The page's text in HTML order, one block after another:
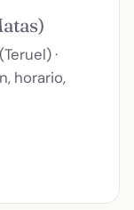
·
horario,